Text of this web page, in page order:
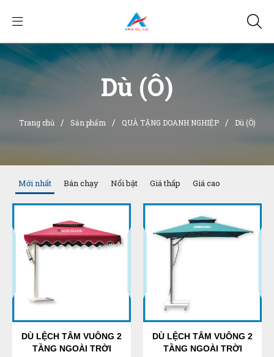
Dù (Ô)
Trang chủ / Sản phẩm / QUÀ TẶNG DOANH NGHIỆP / Dù (Ô)
Mới nhất Bán chạy Nổi bật Giá thấp Giá cao
DÙ LỆCH TÂM VUÔNG 2
TẦNG NGOÀI TRỜI
DÙ LỆCH TÂM VUÔNG 2
TẦNG NGOÀI TRỜI